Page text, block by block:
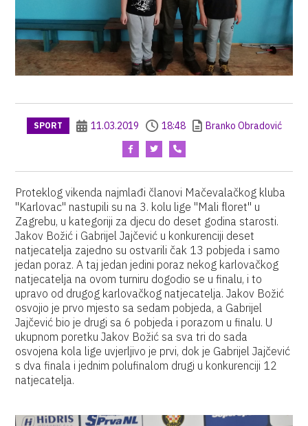
SPORT 11.03.2019 18:48 Branko Obradović
Proteklog vikenda najmlađi članovi Mačevalačkog kluba
"Karlovac" nastupili su na 3. kolu lige "Mali floret" u
Zagrebu, u kategoriji za djecu do deset godina starosti.
Jakov Božić i Gabrijel Jajčević u konkurenciji deset
natjecatelja zajedno su ostvarili čak 13 pobjeda i samo
jedan poraz. A taj jedan jedini poraz nekog karlovačkog
natjecatelja na ovom turniru dogodio se u finalu, i to
upravo od drugog karlovačkog natjecatelja. Jakov Božić
osvojio je prvo mjesto sa sedam pobjeda, a Gabrijel
Jajčević bio je drugi sa 6 pobjeda i porazom u finalu. U
ukupnom poretku Jakov Božić sa sva tri do sada
osvojena kola lige uvjerljivo je prvi, dok je Gabrijel Jajčević
s dva finala i jednim polufinalom drugi u konkurenciji 12
natjecatelja.